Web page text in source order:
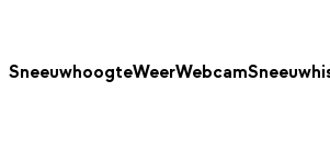
SneeuwhoogteWeerWebcam